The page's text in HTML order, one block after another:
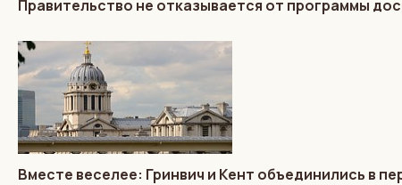
Правительство не отказывается от программы
Вместе веселее: Гринвич и Кент объединились в